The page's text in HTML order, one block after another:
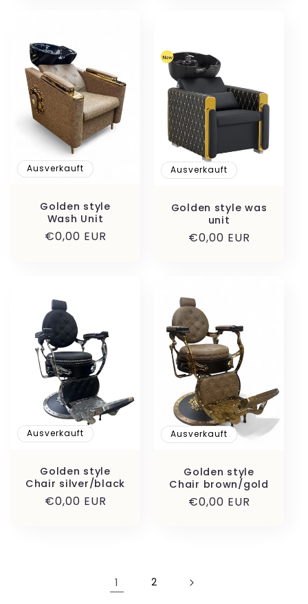
Ausverkauft
Golden style
Wash Unit
Normaler
€0,00 EUR
Ausverkauft
Golden style was
unit
Normaler
€0,00 EUR
Ausverkauft
Golden style
Chair silver/black
Normaler
€0,00 EUR
Ausverkauft
Golden style
Chair brown/gold
Normaler
€0,00 EUR
1 2